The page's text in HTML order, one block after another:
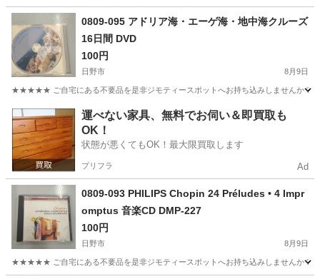
東京 日野市 音楽CD
0809-095 アドリア海・エーゲ海・地中海クルーズ
16日間 DVD
100円
日野市 8月9日
★★★★★ ご自宅にある不要品を是非ジモティースポットへお持ち込みしませんか？
東京 日野市 DVD/ブルーレイ エーゲ海
運べない家具、無料でお伺い＆即買取も
OK！
状態が悪くてもOK！最大限買取します
プリフラ Ad
0809-093 PHILIPS Chopin 24 Préludes • 4 Impr
omptus 音楽CD DMP-227
100円
日野市 8月9日
★★★★★ ご自宅にある不要品を是非ジモティースポットへお持ち込みしませんか？